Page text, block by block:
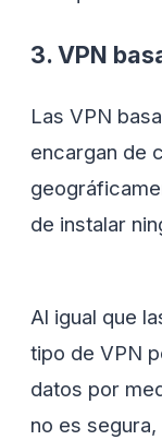
3. VPN
Las VPN
encargan de
de instalar
Al igual que
tipo de VPN
datos por
no es